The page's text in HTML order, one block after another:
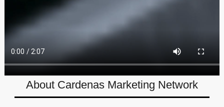
About Cardenas Marketing Network